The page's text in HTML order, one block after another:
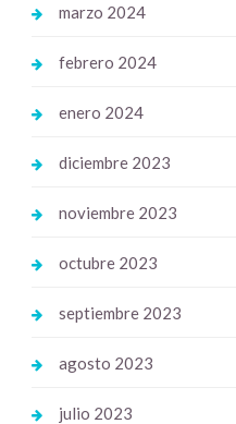
marzo 2024
febrero 2024
enero 2024
diciembre 2023
noviembre 2023
octubre 2023
septiembre 2023
agosto 2023
julio 2023